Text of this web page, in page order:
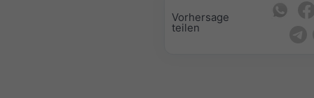
Vorhersage
teilen